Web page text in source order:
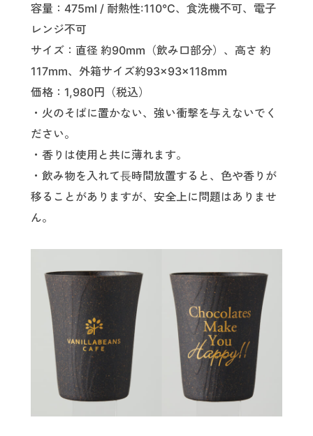
容量：475ml / 耐熱性:110°C、食洗機不可、電子
レンジ不可
サイズ：直径 約90mm（飲み口部分）、高さ 約
117mm、外箱サイズ約93×93×118mm
価格：1,980円（税込）
・火のそばに置かない、強い衝撃を与えないでく
ださい。
・香りは使用と共に薄れます。
・飲み物を入れて⻑時間放置すると、色や香りが
移ることがありますが、安全上に問題はありませ
ん。